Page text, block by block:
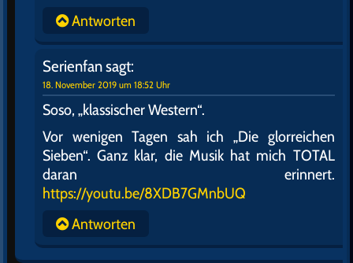
Antworten
Serienfansagt:
18. November 2019 um 18:52 Uhr
Soso, „klassischer Western“.
Vor wenigen Tagen sah ich „Die glorreichen
Sieben“. Ganz klar, die Musik hat mich TOTAL
daran erinnert.
https://youtu.be/8XDB7GMnbUQ
Antworten